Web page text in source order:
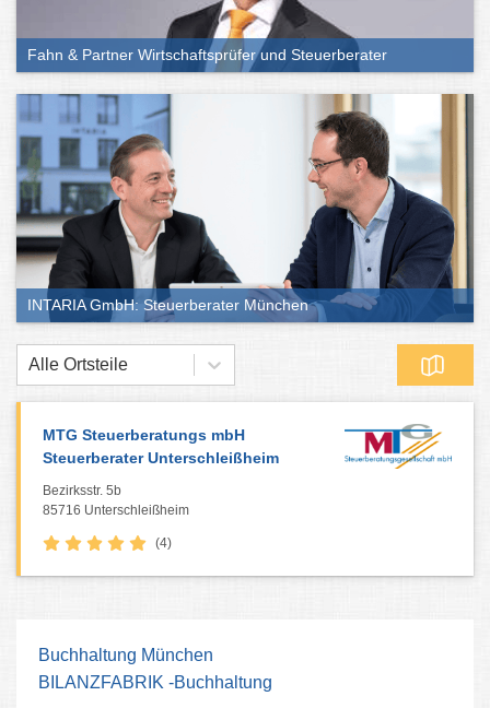
Fahn & Partner Wirtschaftsprüfer und Steuerberater
INTARIA GmbH: Steuerberater München
Alle Ortsteile
MTG Steuerberatungs mbH
Steuerberater Unterschleißheim
Bezirksstr. 5b
85716 Unterschleißheim
(4)
Immobilienmakler Trudering
Immobilie geerbt?